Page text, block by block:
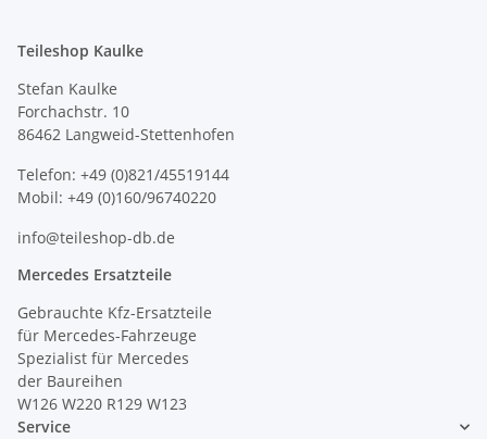
Teileshop Kaulke
Stefan Kaulke
Forchachstr. 10
86462 Langweid-Stettenhofen
Telefon: +49 (0)821/45519144
Mobil: +49 (0)160/96740220
info@teileshop-db.de
Mercedes Ersatzteile
Gebrauchte Kfz-Ersatzteile
für Mercedes-Fahrzeuge
Spezialist für Mercedes
der Baureihen
W126 W220 R129 W123
Service